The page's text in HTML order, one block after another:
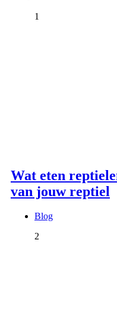
1
Wat eten
van jouw reptiel
Blog
2